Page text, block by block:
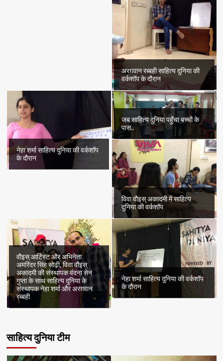
अरग़वान रब्बही साहित्य दुनिया की
वर्कशॉप के दौरान
नेहा शर्मा साहित्य दुनिया की वर्कशॉप
के दौरान
जब साहित्य दुनिया पहुँचा बच्चों के
पास..
विवा वौइस् अकादमी में साहित्य
दुनिया की वर्कशॉप
वौइस् आर्टिस्ट और अभिनेता
अमरिंदर सिंह सोढ़ी, विवा वौइस्
अकादमी की संस्थापक वंदना सेन
गुप्ता के साथ साहित्य दुनिया के
संस्थापक नेहा शर्मा और अरग़वान
रब्बही
नेहा शर्मा साहित्य दुनिया की वर्कशॉप
के दौरान
साहित्य दुनिया टीम